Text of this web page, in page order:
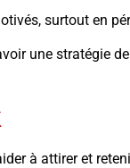
surtout en
une stratégie
à attirer et